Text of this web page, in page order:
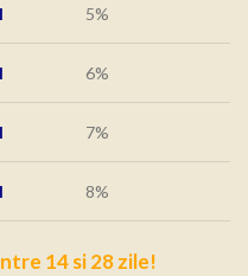
5%
6%
7%
8%
14 si 28 zile!